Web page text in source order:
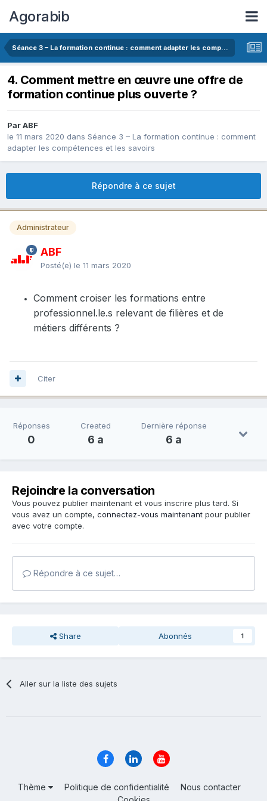
Agorabib
Séance 3 – La formation continue : comment adapter les compétences et les savoirs
4. Comment mettre en œuvre une offre de
formation continue plus ouverte ?
Par ABF
le 11 mars 2020 dans Séance 3 – La formation continue : comment
adapter les compétences et les savoirs
Répondre à ce sujet
Administrateur
ABF
Posté(e) le 11 mars 2020
Comment croiser les formations entre
professionnel.le.s relevant de filières et de
métiers différents ?
Citer
Réponses
0
Created
6 a
Dernière réponse
6 a
Rejoindre la conversation
Vous pouvez publier maintenant et vous inscrire plus tard. Si
vous avez un compte, connectez-vous maintenant pour publier
avec votre compte.
Répondre à ce sujet…
Share Abonnés 1
Aller sur la liste des sujets
Thème Politique de confidentialité
Nous contacter